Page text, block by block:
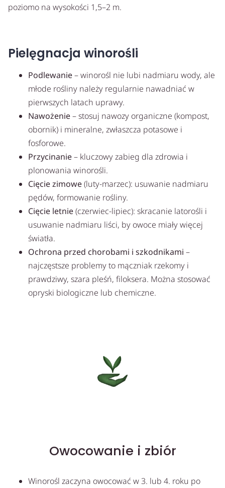
poziomo na wysokości 1,5–2 m.
Pielęgnacja winorośli
Podlewanie– winorośl nie lubi nadmiaru wody, ale
młode rośliny należy regularnie nawadniać w
pierwszych latach uprawy.
Nawożenie– stosuj nawozy organiczne (kompost,
obornik) i mineralne, zwłaszcza potasowe i
fosforowe.
Przycinanie– kluczowy zabieg dla zdrowia i
plonowania winorośli.
Cięcie zimowe(luty-marzec): usuwanie nadmiaru
pędów, formowanie rośliny.
Cięcie letnie(czerwiec-lipiec): skracanie latorośli i
usuwanie nadmiaru liści, by owoce miały więcej
światła.
Ochrona przed chorobami i szkodnikami –
najczęstsze problemy to mączniak rzekomy i
prawdziwy, szara pleśń, filoksera. Można stosować
opryski biologiczne lub chemiczne.
Owocowanie i zbiór
Winorośl zaczyna owocować w 3. lub 4. roku po